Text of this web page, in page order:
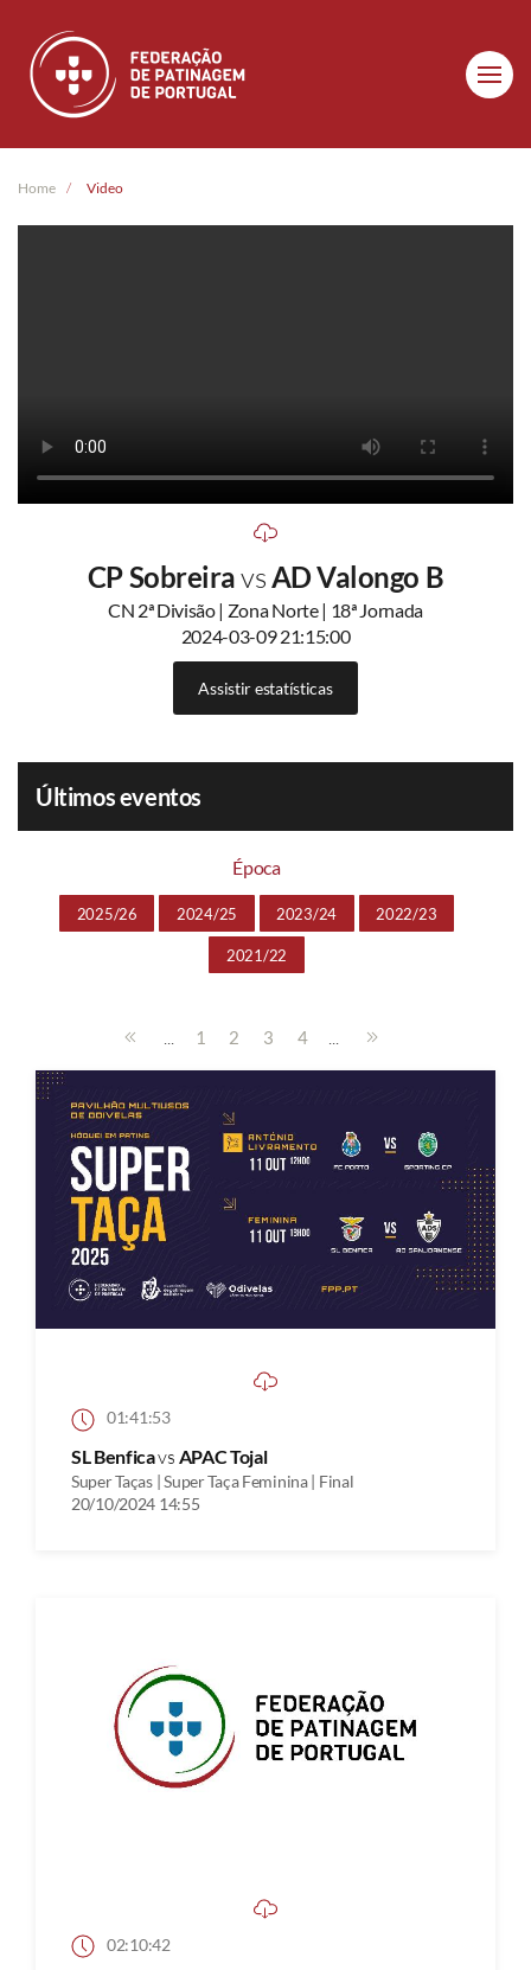
Skip to main content
Home Video
CP SobreiravsAD Valongo B
CN 2ª Divisão | Zona Norte | 18ª Jornada
2024-03-09 21:15:00
Assistir estatísticas
Últimos eventos
Época
2025/26 2024/25 2023/24 2022/23
2021/22
... 1 2 3 4 ...
01:41:53
SL Benficavs APAC Tojal
Super Taças | Super Taça Feminina | Final
20/10/2024 14:55
02:10:42